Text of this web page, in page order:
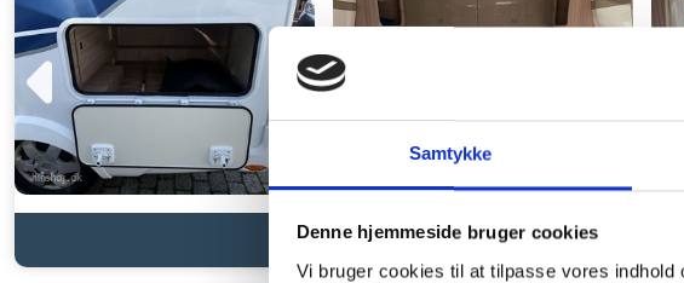
Samtykke
Denne hjemmeside bruger cookies
Vi bruger cookies til at tilpasse vores